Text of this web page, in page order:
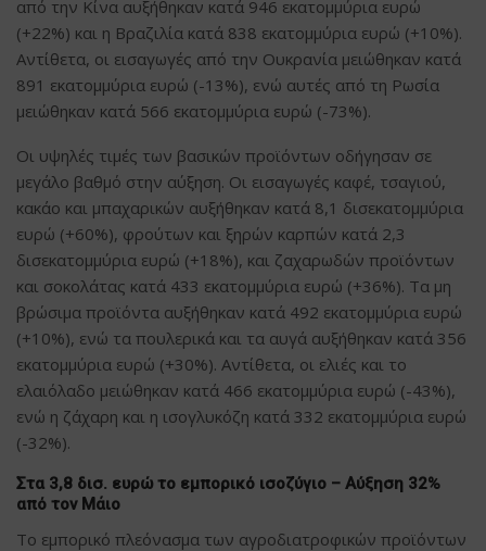
από την Κίνα αυξήθηκαν κατά 946 εκατομμύρια ευρώ
(+22%) και η Βραζιλία κατά 838 εκατομμύρια ευρώ (+10%).
Αντίθετα, οι εισαγωγές από την Ουκρανία μειώθηκαν κατά
891 εκατομμύρια ευρώ (-13%), ενώ αυτές από τη Ρωσία
μειώθηκαν κατά 566 εκατομμύρια ευρώ (-73%).
Οι υψηλές τιμές των βασικών προϊόντων οδήγησαν σε
μεγάλο βαθμό στην αύξηση. Οι εισαγωγές καφέ, τσαγιού,
κακάο και μπαχαρικών αυξήθηκαν κατά 8,1 δισεκατομμύρια
ευρώ (+60%), φρούτων και ξηρών καρπών κατά 2,3
δισεκατομμύρια ευρώ (+18%), και ζαχαρωδών προϊόντων
και σοκολάτας κατά 433 εκατομμύρια ευρώ (+36%). Τα μη
βρώσιμα προϊόντα αυξήθηκαν κατά 492 εκατομμύρια ευρώ
(+10%), ενώ τα πουλερικά και τα αυγά αυξήθηκαν κατά 356
εκατομμύρια ευρώ (+30%). Αντίθετα, οι ελιές και το
ελαιόλαδο μειώθηκαν κατά 466 εκατομμύρια ευρώ (-43%),
ενώ η ζάχαρη και η ισογλυκόζη κατά 332 εκατομμύρια ευρώ
(-32%).
Στα 3,8 δισ. ευρώ το εμπορικό ισοζύγιο – Αύξηση 32%
από τον Μάιο
Το εμπορικό πλεόνασμα των αγροδιατροφικών προϊόντων